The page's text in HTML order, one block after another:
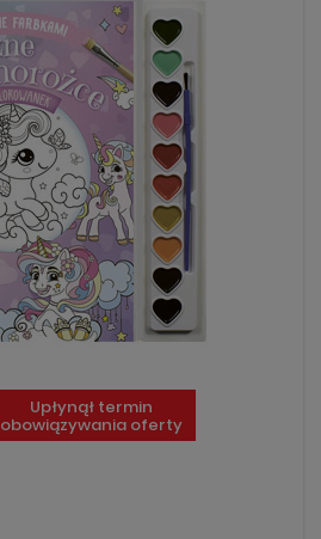
Upłynął termin
obowiązywania oferty